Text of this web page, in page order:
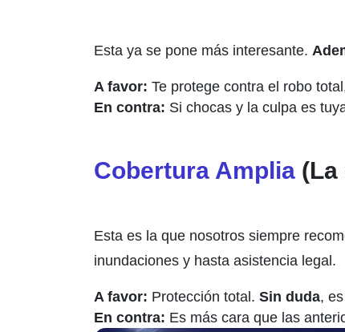
Esta ya se pone más interesante.
A favor: Te protege contra el robo
En contra: Si chocas y la culpa es
Cobertura Amplia (La
Esta es la que nosotros siempre
inundaciones y hasta asistencia legal.
A favor: Protección total. Sin duda,
En contra: Es más cara que las